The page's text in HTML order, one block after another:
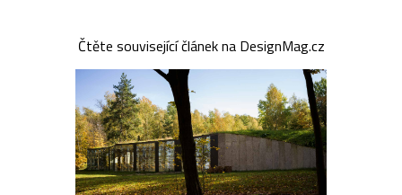
Čtěte související článek na DesignMag.cz